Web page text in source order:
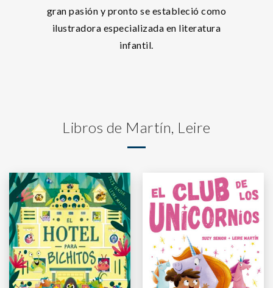
gran pasión y pronto se estableció como
ilustradora especializada en literatura
infantil.
Libros de Martín, Leire